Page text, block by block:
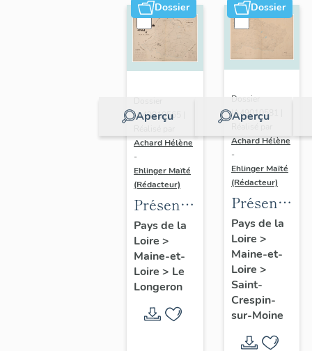
Dossier
Aperçu
IA49010565 |
Achard Hélène
-
Ehlinger Maïté
(Rédacteur)
Présentation
du
patrimoine
industriel
de la
commune
du
Pays de la
Loire >
Maine-et-
Loire > Le
Longeron
Dossier
Aperçu
Dossier
IA49010581 |
Achard Hélène
-
Ehlinger Maïté
(Rédacteur)
du
patrimoine
industriel
de la
commune
de Saint-
Crespin-
Pays de la
Loire >
Maine-et-
Loire >
Saint-
Crespin-
sur-Moine